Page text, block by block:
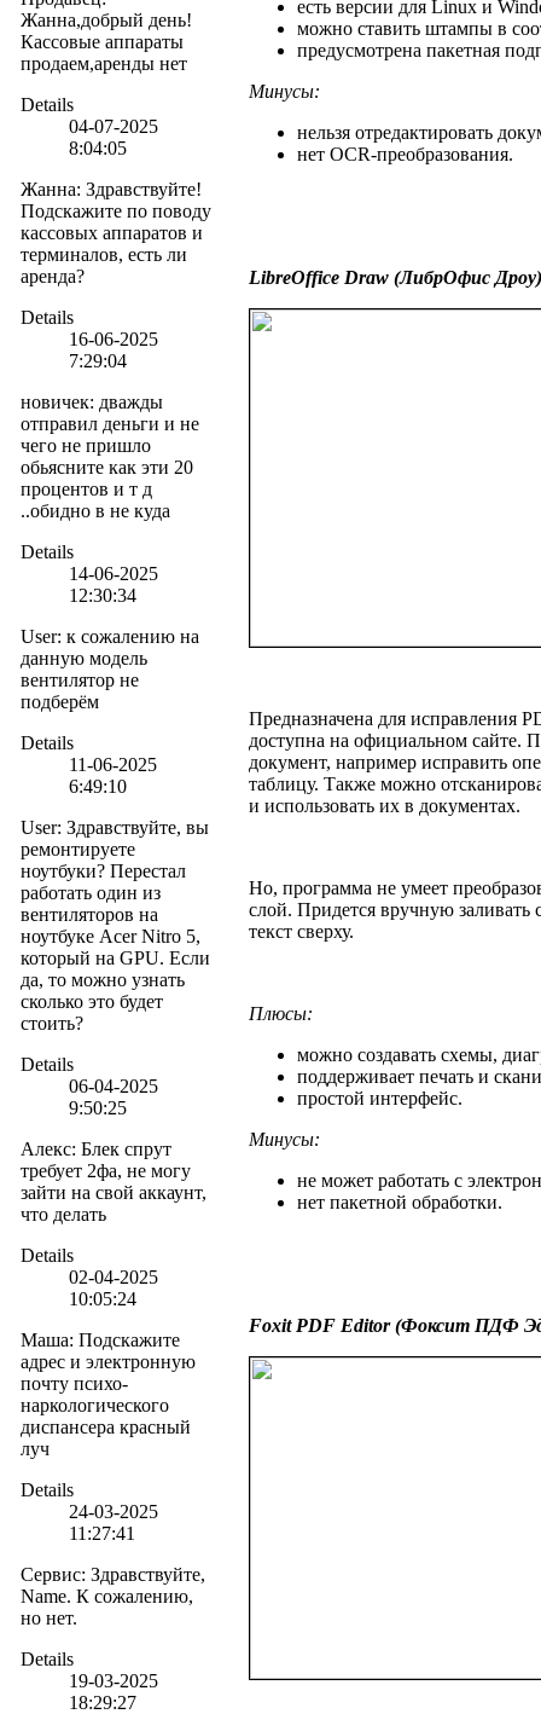
Жанна,добрый день!
Кассовые аппараты
продаем,аренды нет
Details
04-07-2025
8:04:05
Жанна: Здравствуйте!
Подскажите по поводу
кассовых аппаратов и
терминалов, есть ли
аренда?
Details
16-06-2025
7:29:04
новичек: дважды
отправил деньги и не
чего не пришло
обьясните как эти 20
процентов и т д
..обидно в не куда
Details
14-06-2025
12:30:34
User: к сожалению на
данную модель
вентилятор не
подберём
Details
11-06-2025
6:49:10
User: Здравствуйте, вы
ремонтируете
ноутбуки? Перестал
работать один из
вентиляторов на
ноутбуке Acer Nitro 5,
который на GPU. Если
да, то можно узнать
сколько это будет
стоить?
Details
06-04-2025
9:50:25
Алекс: Блек спрут
требует 2фа, не могу
зайти на свой аккаунт,
что делать
Details
02-04-2025
10:05:24
Маша: Подскажите
адрес и электронную
почту психо-
наркологического
диспансера красный
луч
Details
24-03-2025
11:27:41
Сервис: Здравствуйте,
Name. К сожалению,
но нет.
Details
19-03-2025
18:29:27
есть версии для Linux и
можно ставить штампы в
предусмотрена пакетная
Минусы:
нельзя отредактировать
нет OCR-преобразования.
LibreOffice Draw (ЛибрОфис Дроу)
Предназначена для исправления
доступна на официальном сайте.
документ, например исправить
таблицу. Также можно
и использовать их в документах.
Но, программа не умеет
слой. Придется вручную
текст сверху.
Плюсы:
можно создавать схемы,
поддерживает печать и
простой интерфейс.
Минусы:
не может работать с
нет пакетной обработки.
Foxit PDF Editor (Фоксит ПДФ